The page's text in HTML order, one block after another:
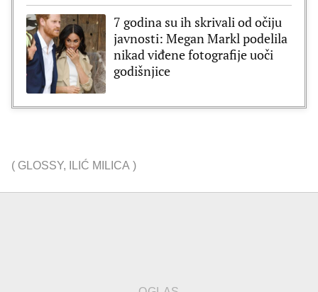
7 godina su ih skrivali od očiju
javnosti: Megan Markl podelila
nikad viđene fotografije uoči
godišnjice
( GLOSSY, ILIĆ MILICA )